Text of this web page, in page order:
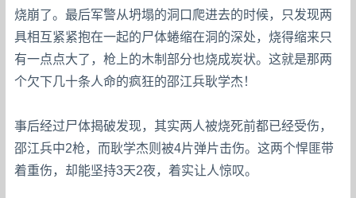
烧崩了。最后军警从坍塌的洞口爬进去的时候，只发现两
具相互紧紧抱在一起的尸体蜷缩在洞的深处，烧得缩来只
有一点点大了，枪上的木制部分也烧成炭状。这就是那两
个欠下几十条人命的疯狂的邵江兵耿学杰！
事后经过尸体揭破发现，其实两人被烧死前都已经受伤，
邵江兵中2枪，而耿学杰则被4片弹片击伤。这两个悍匪带
着重伤，却能坚持3天2夜，着实让人惊叹。